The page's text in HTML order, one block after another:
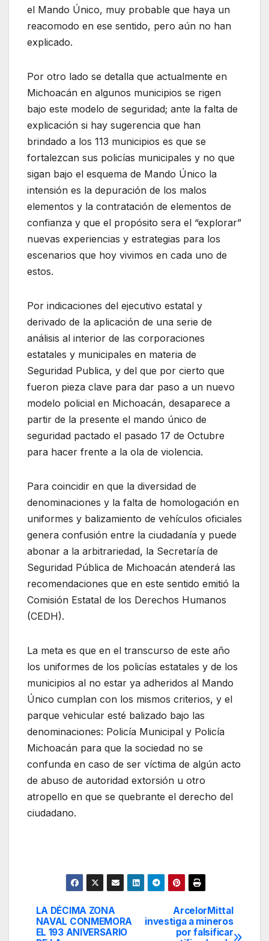
el Mando Único, muy probable que haya un
reacomodo en ese sentido, pero aún no han
explicado.
Por otro lado se detalla que actualmente en
Michoacán en algunos municipios se rigen
bajo este modelo de seguridad; ante la falta de
explicación si hay sugerencia que han
brindado a los 113 municipios es que se
fortalezcan sus policías municipales y no que
sigan bajo el esquema de Mando Único la
intensión es la depuración de los malos
elementos y la contratación de elementos de
confianza y que el propósito sera el “explorar”
nuevas experiencias y estrategias para los
escenarios que hoy vivimos en cada uno de
estos.
Por indicaciones del ejecutivo estatal y
derivado de la aplicación de una serie de
análisis al interior de las corporaciones
estatales y municipales en materia de
Seguridad Publica, y del que por cierto que
fueron pieza clave para dar paso a un nuevo
modelo policial en Michoacán, desaparece a
partir de la presente el mando único de
seguridad pactado el pasado 17 de Octubre
para hacer frente a la ola de violencia.
Para coincidir en que la diversidad de
denominaciones y la falta de homologación en
uniformes y balizamiento de vehículos oficiales
genera confusión entre la ciudadanía y puede
abonar a la arbitrariedad, la Secretaría de
Seguridad Pública de Michoacán atenderá las
recomendaciones que en este sentido emitió la
Comisión Estatal de los Derechos Humanos
(CEDH).
La meta es que en el transcurso de este año
los uniformes de los policías estatales y de los
municipios al no estar ya adheridos al Mando
Único cumplan con los mismos criterios, y el
parque vehicular esté balizado bajo las
denominaciones: Policía Municipal y Policía
Michoacán para que la sociedad no se
confunda en caso de ser víctima de algún acto
de abuso de autoridad extorsión u otro
atropello en que se quebrante el derecho del
ciudadano.
Navegación
ArcelorMittal
investiga a mineros
por falsificar
LA DÉCIMA ZONA
NAVAL CONMEMORA
EL 193 ANIVERSARIO